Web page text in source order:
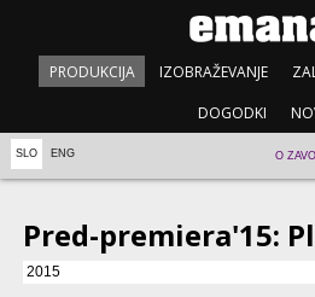
PRODUKCIJA IZOBRAŽEVANJE
DOGODKI
SLO ENG O
Pred-premiera'15:
2015